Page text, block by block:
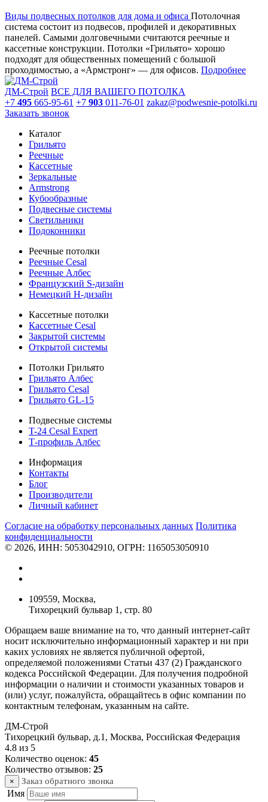
Виды подвесных потолков для дома и офиса Потолочная
система состоит из подвесов, профилей и декоративных
панелей. Самыми долговечными считаются реечные и
кассетные конструкции. Потолки «Грильято» хорошо
подходят для общественных помещений с большой
проходимостью, а «Армстронг» — для офисов. Подробнее
ДМ-Строй ВСЕ ДЛЯ ВАШЕГО ПОТОЛКА
+7 495 665-95-61 +7 903 011-76-01 zakaz@podwesnie-potolki.ru
Заказать звонок
Каталог
Грильято
Реечные
Кассетные
Зеркальные
Armstrong
Кубообразные
Подвесные системы
Светильники
Подоконники
Реечные потолки
Реечные Cesal
Реечные Албес
Французский S-дизайн
Немецкий H-дизайн
Кассетные потолки
Кассетные Cesal
Закрытой системы
Открытой системы
Потолки Грильято
Грильято Албес
Грильято Cesal
Грильято GL-15
Подвесные системы
T-24 Cesal Expert
Т-профиль Албес
Информация
Контакты
Блог
Производители
Личный кабинет
Согласие на обработку персональных данных Политикa
конфиденциальности
© 2026, ИНН: 5053042910, ОГРН: 1165053050910
109559, Москва,
Тихорецкий бульвар 1, стр. 80
Обращаем ваше внимание на то, что данный интернет-сайт
носит исключительно информационный характер и ни при
каких условиях не является публичной офертой,
определяемой положениями Статьи 437 (2) Гражданского
кодекса Российской Федерации. Для получения подробной
информации о наличии и стоимости указанных товаров и
(или) услуг, пожалуйста, обращайтесь в офис компании по
контактным телефонам, указанным на сайте.
ДМ-Строй
Тихорецкий бульвар, д.1 , Москва, Российская Федерация
4.8 из 5
Количество оценок: 45
Количество отзывов: 25
× Заказ обратного звонка
Имя